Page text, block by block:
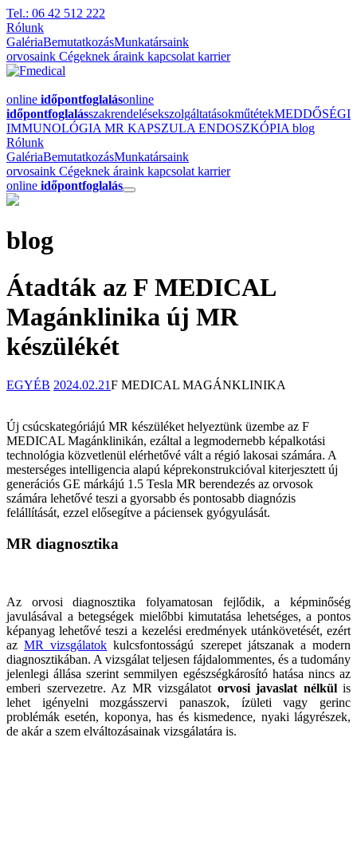
Tel.: 06 42 512 222
Rólunk
GalériaBemutatkozásMunkatársaink
orvosaink Cégeknek áraink kapcsolat karrier
online időpontfoglalásonline
időpontfoglalásszakrendelésekszolgáltatásokműtétekMEDDŐSÉGI
IMMUNOLÓGIA MR KAPSZULA ENDOSZKÓPIA blog
Rólunk
GalériaBemutatkozásMunkatársaink
orvosaink Cégeknek áraink kapcsolat karrier
online időpontfoglalás
blog
Átadták az F MEDICAL
Magánklinika új MR
készülékét
EGYÉB 2024.02.21F MEDICAL MAGÁNKLINIKA
Új csúcskategóriájú MR készüléket helyeztünk üzembe az F
MEDICAL Magánklinikán, ezáltal a legmodernebb képalkotási
technológia közvetlenül elérhetővé vált a régió lakosai számára. A
mesterséges intelligencia alapú képrekonstrukcióval kiterjesztett új
generációs GE márkájú 1.5 Tesla MR berendezés az orvosok
számára lehetővé teszi a gyorsabb és pontosabb diagnózis
felállítását, ezzel elősegítve a páciensek gyógyulását.
MR diagnosztika
Az orvosi diagnosztika folyamatosan fejlődik, a képminőség
javulásával a betegségek mielőbbi kimutatása lehetséges, a pontos
képanyag lehetővé teszi a kezelési eredmények utánkövetését, ezért
azMR vizsgálatok kulcsfontosságú szerepet játszanak a modern
diagnosztikában. A vizsgálat teljesen fájdalommentes, és a tudomány
jelenlegi állása szerint semmilyen egészségkárosító hatása nincs az
emberi szervezetre. Az MR vizsgálatot orvosi javaslat nélkülis
lehet igényelni mozgásszervi panaszok, ízületi vagy gerinc
problémák esetén, koponya, has és kismedence, nyaki lágyrészek,
de akár a szem elváltozásainak vizsgálatára is.